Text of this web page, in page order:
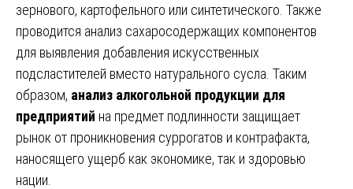
зернового, картофельного или синтетического. Также
проводится анализ сахаросодержащих компонентов
для выявления добавления искусственных
подсластителей вместо натурального сусла. Таким
образом, анализ алкогольной продукции для
предприятий на предмет подлинности защищает
рынок от проникновения суррогатов и контрафакта,
наносящего ущерб как экономике, так и здоровью
нации.